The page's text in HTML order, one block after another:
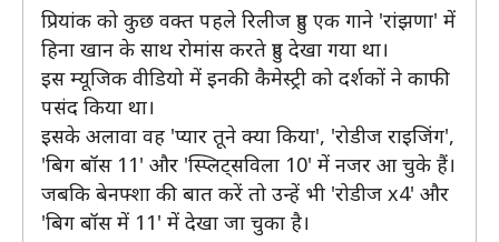
प्रियांक को कुछ वक्त पहले रिलीज हुए एक गाने 'रांझणा' में
हिना खान के साथ रोमांस करते हुए देखा गया था।
इस म्यूजिक वीडियो में इनकी कैमेस्ट्री को दर्शकों ने काफी
पसंद किया था।
इसके अलावा वह 'प्यार तूने क्या किया', 'रोडीज राइजिंग',
'बिग बॉस 11' और 'स्प्लिट्सविला 10' में नजर आ चुके हैं।
जबकि बेनफ्शा की बात करें तो उन्हें भी 'रोडीज x4' और
'बिग बॉस में 11' में देखा जा चुका है।